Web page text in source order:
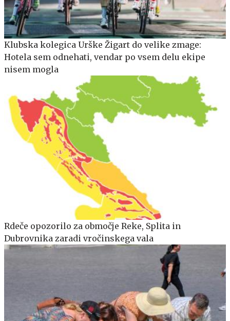
Klubska kolegica Urške Žigart do velike zmage:
Hotela sem odnehati, vendar po vsem delu ekipe
nisem mogla
Rdeče opozorilo za območje Reke, Splita in
Dubrovnika zaradi vročinskega vala